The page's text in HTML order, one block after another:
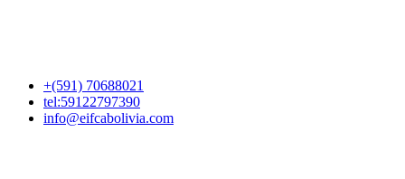
+(591) 70688021
tel:59122797390
info@eifcabolivia.com